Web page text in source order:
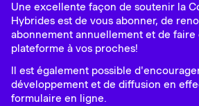
Une excellente façon de soutenir la
Hybrides est de vous abonner, de
abonnement annuellement et de
plateforme à vos proches!
Il est également possible
développement et de diffusion en
formulaire en ligne.